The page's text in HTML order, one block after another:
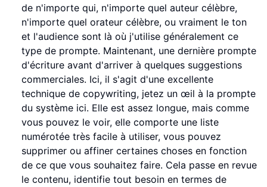
de n'importe qui, n'importe quel auteur célèbre,
n'importe quel orateur célèbre, ou vraiment le ton
et l'audience sont là où j'utilise généralement ce
type de prompte. Maintenant, une dernière prompte
d'écriture avant d'arriver à quelques suggestions
commerciales. Ici, il s'agit d'une excellente
technique de copywriting, jetez un œil à la prompte
du système ici. Elle est assez longue, mais comme
vous pouvez le voir, elle comporte une liste
numérotée très facile à utiliser, vous pouvez
supprimer ou affiner certaines choses en fonction
de ce que vous souhaitez faire. Cela passe en revue
le contenu, identifie tout besoin en termes de